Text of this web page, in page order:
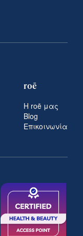
roē
Η roē μας
Blog
Επικοινωνία